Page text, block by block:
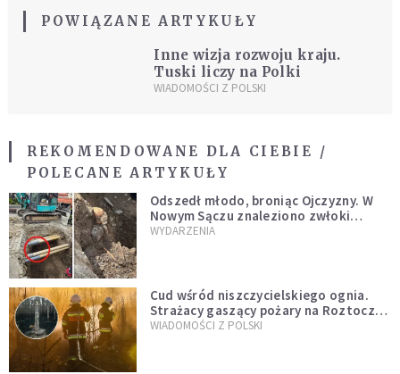
POWIĄZANE ARTYKUŁY
Inne wizja rozwoju kraju.
Tuski liczy na Polki
WIADOMOŚCI Z POLSKI
REKOMENDOWANE DLA CIEBIE /
POLECANE ARTYKUŁY
Odszedł młodo, broniąc Ojczyzny. W
Nowym Sączu znaleziono zwłoki
mężczyzny z czasów potopu
WYDARZENIA
Cud wśród niszczycielskiego ognia.
Strażacy gaszący pożary na Roztoczu
opublikowali niezwykłe zdjęcie
WIADOMOŚCI Z POLSKI